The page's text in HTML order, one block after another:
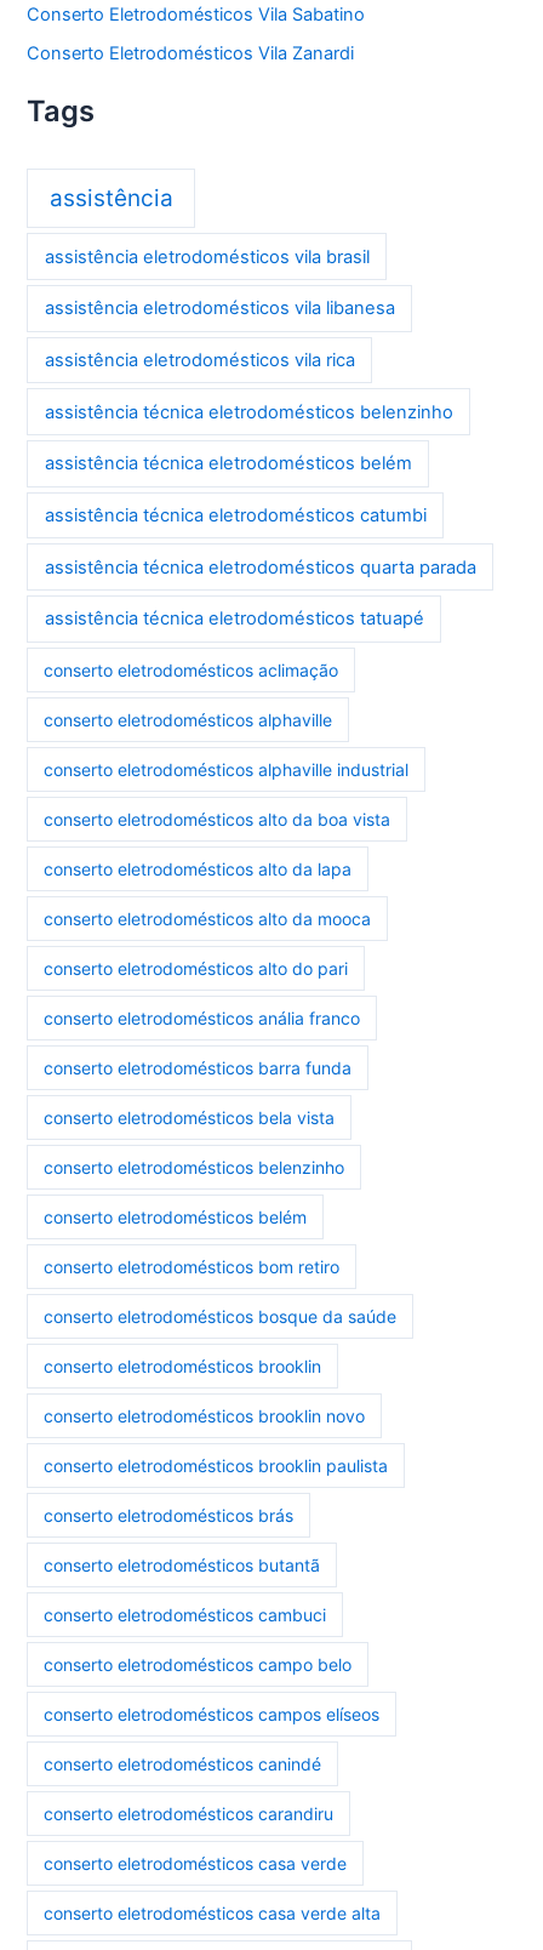
Conserto Eletrodomésticos Vila Sabatino
Conserto Eletrodomésticos Vila Zanardi
Tags
assistência
assistência eletrodomésticos vila brasil
assistência eletrodomésticos vila libanesa
assistência eletrodomésticos vila rica
assistência técnica eletrodomésticos belenzinho
assistência técnica eletrodomésticos belém
assistência técnica eletrodomésticos catumbi
assistência técnica eletrodomésticos quarta parada
assistência técnica eletrodomésticos tatuapé
conserto eletrodomésticos aclimação
conserto eletrodomésticos alphaville
conserto eletrodomésticos alphaville industrial
conserto eletrodomésticos alto da boa vista
conserto eletrodomésticos alto da lapa
conserto eletrodomésticos alto da mooca
conserto eletrodomésticos alto do pari
conserto eletrodomésticos anália franco
conserto eletrodomésticos barra funda
conserto eletrodomésticos bela vista
conserto eletrodomésticos belenzinho
conserto eletrodomésticos belém
conserto eletrodomésticos bom retiro
conserto eletrodomésticos bosque da saúde
conserto eletrodomésticos brooklin
conserto eletrodomésticos brooklin novo
conserto eletrodomésticos brooklin paulista
conserto eletrodomésticos brás
conserto eletrodomésticos butantã
conserto eletrodomésticos cambuci
conserto eletrodomésticos campo belo
conserto eletrodomésticos campos elíseos
conserto eletrodomésticos canindé
conserto eletrodomésticos carandiru
conserto eletrodomésticos casa verde
conserto eletrodomésticos casa verde alta